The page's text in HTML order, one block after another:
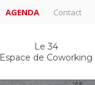
AGENDA Contact
Le 34
Espace de Coworking